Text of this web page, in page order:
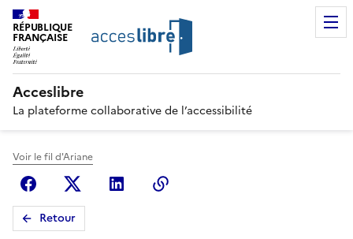
RÉPUBLIQUE
FRANÇAISE
Acceslibre
La plateforme collaborative de l’accessibilité
Voir le fil d'Ariane
FacebookX (anciennement Twitter)
Linkedin
Retour